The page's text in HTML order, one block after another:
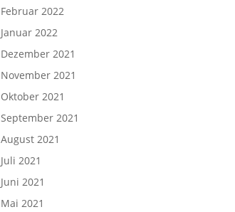
Februar 2022
Januar 2022
Dezember 2021
November 2021
Oktober 2021
September 2021
August 2021
Juli 2021
Juni 2021
Mai 2021